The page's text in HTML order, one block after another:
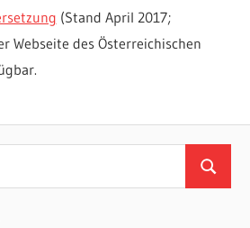
(Stand April 2017;
Webseite des Österreichischen
Suchen